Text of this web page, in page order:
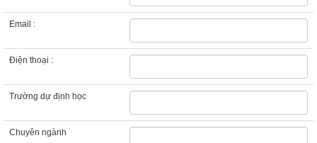
Email :
Điện thoại :
Trường dự định học
Chuyên ngành